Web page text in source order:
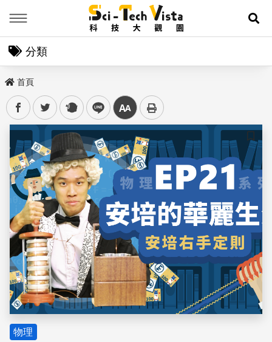
展
分類
首頁
facebooktwitter plurk line 中
儲存
物理